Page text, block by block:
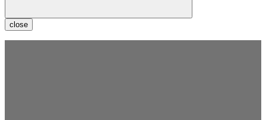
close